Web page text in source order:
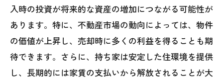
入時の投資が将来的な資産の増加につながる可能性が
あります。特に、不動産市場の動向によっては、物件
の価値が上昇し、売却時に多くの利益を得ることも期
待できます。さらに、持ち家は安定した住環境を提供
し、長期的には家賃の支払いから解放されることが大